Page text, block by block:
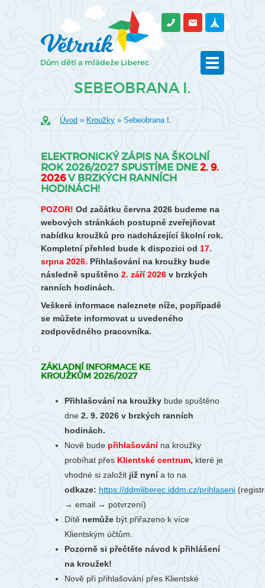
SEBEOBRANA I.
Úvod » Kroužky » Sebeobrana I.
ELEKTRONICKÝ ZÁPIS NA ŠKOLNÍ
ROK 2026/2027 SPUSTÍME DNE2. 9.
2026V BRZKÝCH RANNÍCH
HODINÁCH!
POZOR! Od začátku června 2026 budeme na
webových stránkách postupně zveřejňovat
nabídku kroužků pro nadcházející školní rok.
Kompletní přehled bude k dispozici od 17.
srpna 2026. Přihlašování na kroužky bude
následně spuštěno2. září 2026 v brzkých
ranních hodinách.
Veškeré informace naleznete níže, popřípadě
se můžete informovat u uvedeného
zodpovědného pracovníka.
ZÁKLADNÍ INFORMACE KE
KROUŽKŮM 2026/2027
Přihlašování na kroužky bude spuštěno
dne 2. 9. 2026 v brzkých ranních
hodinách.
Nově bude přihlašovánína kroužky
probíhat přes Klientské centrum, které je
vhodné si založit již nynía to na
odkaze: https://ddmliberec.iddm.cz/prihlaseni
→ email → potvrzení)
Dítě nemůže být přiřazeno k více
Klientským účtům.
Pozorně si přečtěte návod k přihlášení
na kroužek!
Nově při přihlašování přes Klientské